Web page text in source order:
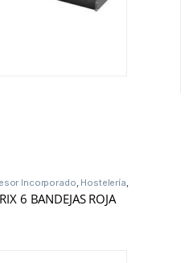
Incorporado, Hostelería,
6 BANDEJAS ROJA